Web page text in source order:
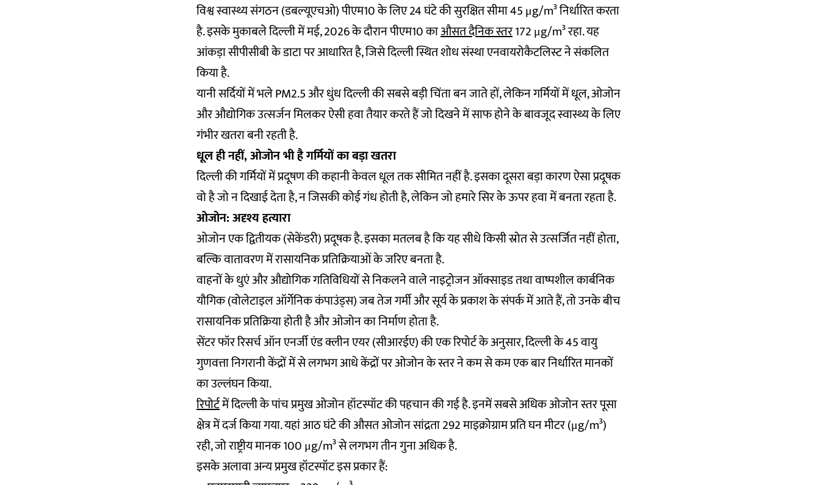
विश्व स्वास्थ्य संगठन (डबल्यूएचओ) पीएम10 के लिए 24 घंटे की सुरक्षित सीमा 45 μg/m³ निर्धारित करता
है. इसके मुकाबले दिल्ली में मई, 2026 के दौरान पीएम10 काऔसत दैनिक स्तर172 μg/m³ रहा. यह
आंकड़ा सीपीसीबी के डाटा पर आधारित है, जिसे दिल्ली स्थित शोध संस्था एनवायरोकैटलिस्ट ने संकलित
किया है.
यानी सर्दियों में भले PM2.5 और धुंध दिल्ली की सबसे बड़ी चिंता बन जाते हों, लेकिन गर्मियों में धूल, ओजोन
और औद्योगिक उत्सर्जन मिलकर ऐसी हवा तैयार करते हैं जो दिखने में साफ होने के बावजूद स्वास्थ्य के लिए
गंभीर खतरा बनी रहती है.
धूल ही नहीं, ओजोन भी है गर्मियों का बड़ा खतरा
दिल्ली की गर्मियों में प्रदूषण की कहानी केवल धूल तक सीमित नहीं है. इसका दूसरा बड़ा कारण ऐसा प्रदूषक
वो है जो न दिखाई देता है, न जिसकी कोई गंध होती है, लेकिन जो हमारे सिर के ऊपर हवा में बनता रहता है.
ओजोन: अदृश्य हत्यारा
ओजोन एक द्वितीयक (सेकेंडरी) प्रदूषक है. इसका मतलब है कि यह सीधे किसी स्रोत से उत्सर्जित नहीं होता,
बल्कि वातावरण में रासायनिक प्रतिक्रियाओं के जरिए बनता है.
वाहनों के धुएं और औद्योगिक गतिविधियों से निकलने वाले नाइट्रोजन ऑक्साइड तथा वाष्पशील कार्बनिक
यौगिक (वोलेटाइल ऑर्गेनिक कंपाउंड्स) जब तेज गर्मी और सूर्य के प्रकाश के संपर्क में आते हैं, तो उनके बीच
रासायनिक प्रतिक्रिया होती है और ओजोन का निर्माण होता है.
सेंटर फॉर रिसर्च ऑन एनर्जी एंड क्लीन एयर (सीआरईए) की एक रिपोर्ट के अनुसार, दिल्ली के 45 वायु
गुणवत्ता निगरानी केंद्रों में से लगभग आधे केंद्रों पर ओजोन के स्तर ने कम से कम एक बार निर्धारित मानकों
का उल्लंघन किया.
रिपोर्टमें दिल्ली के पांच प्रमुख ओजोन हॉटस्पॉट की पहचान की गई है. इनमें सबसे अधिक ओजोन स्तर पूसा
क्षेत्र में दर्ज किया गया. यहां आठ घंटे की औसत ओजोन सांद्रता 292 माइक्रोग्राम प्रति घन मीटर (μg/m³)
रही, जो राष्ट्रीय मानक 100 μg/m³ से लगभग तीन गुना अधिक है.
इसके अलावा अन्य प्रमुख हॉटस्पॉट इस प्रकार हैं: